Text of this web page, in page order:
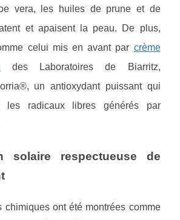
vera, les huiles de prune et de
et apaisent la peau. De plus,
celui mis en avant par crème
des Laboratoires de Biarritz,
un antioxydant puissant qui
les radicaux libres générés par
solaire respectueuse de
chimiques ont été montrées comme